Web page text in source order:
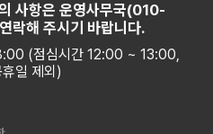
사항은 운영사무국(010-
해 주시기 바랍니다.
(점심시간 12:00 ~ 13:00,
휴일 제외)